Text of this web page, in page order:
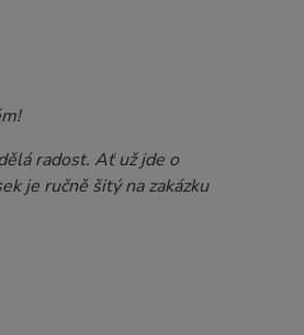
radost. Ať už jde o
je ručně šitý na zakázku